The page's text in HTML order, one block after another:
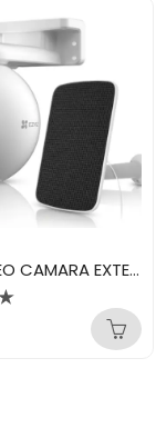
EZVIZ VIDEO CAMARA EXTERIOR CB8 CON BATERIA WIFI PANEL SOLAR 3MP TIPO C CS-CB8/SP-R105